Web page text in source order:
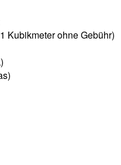
Kubikmeter ohne Gebühr)